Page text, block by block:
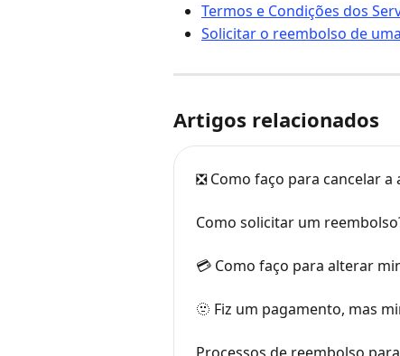
Termos e Condições dos
Solicitar o reembolso de
Artigos relacionados
❎ Como faço para cancelar a
Como solicitar um
💳 Como faço para alterar
🫥 Fiz um pagamento, mas